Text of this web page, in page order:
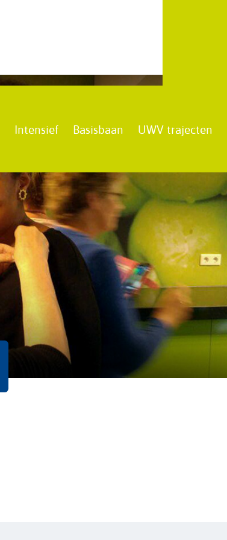
Intensief Basisbaan UWV trajecten